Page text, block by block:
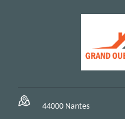
44000 Nantes